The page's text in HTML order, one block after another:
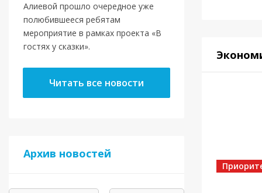
Алиевой прошло очередное уже
полюбившееся ребятам
мероприятие в рамках проекта «В
гостях у сказки».
Читать все новости
Архив новостей